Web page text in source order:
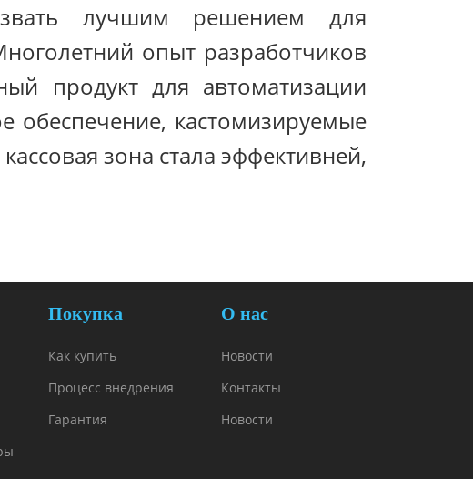
лучшим решением для
опыт разработчиков
продукт для автоматизации
обеспечение, кастомизируемые
зона стала эффективней,
Покупка
Как купить
Процесс внедрения
Гарантия
О нас
Новости
Контакты
Новости